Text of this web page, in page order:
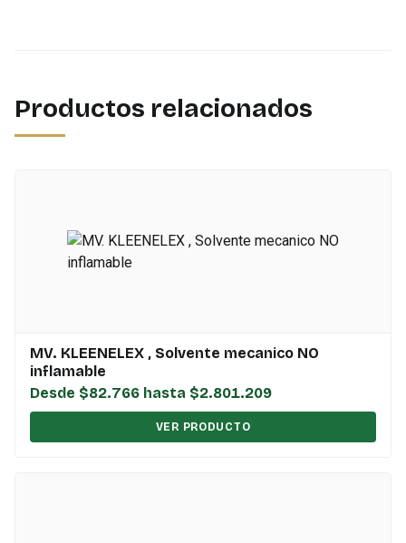
Productos relacionados
MV. KLEENELEX , Solvente mecanico NO
inflamable
Desde $82.766 hasta $2.801.209
VER PRODUCTO